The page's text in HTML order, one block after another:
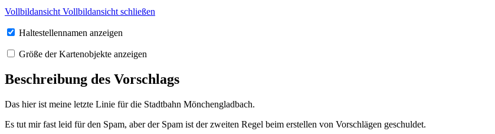
Vollbildansicht Vollbildansicht schließen
Haltestellennamen anzeigen
Größe der Kartenobjekte anzeigen
Beschreibung des Vorschlags
Das hier ist meine letzte Linie für die Stadtbahn Mönchengladbach.
Es tut mir fast leid für den Spam, aber der Spam ist der zweiten Regel beim erstellen von Vorschlägen geschuldet.